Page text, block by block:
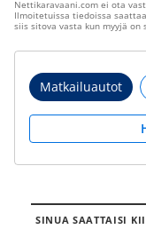
Nettikaravaani.com ei ota
Ilmoitetuissa tiedoissa
siis sitova vasta kun myyjä on
Matkailuautot
SINUA SAATTAISI